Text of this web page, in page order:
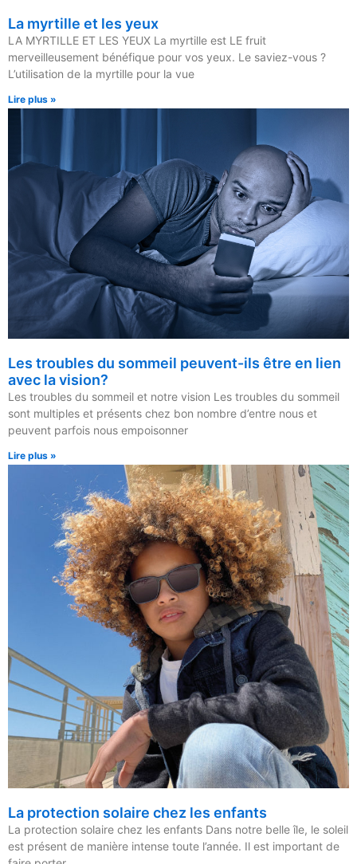
La myrtille et les yeux
LA MYRTILLE ET LES YEUX La myrtille est LE fruit
merveilleusement bénéfique pour vos yeux. Le saviez-vous ?
L’utilisation de la myrtille pour la vue
Lire plus »
Les troubles du sommeil peuvent-ils être en lien
avec la vision?
Les troubles du sommeil et notre vision Les troubles du sommeil
sont multiples et présents chez bon nombre d’entre nous et
peuvent parfois nous empoisonner
Lire plus »
La protection solaire chez les enfants
La protection solaire chez les enfants Dans notre belle île, le soleil
est présent de manière intense toute l’année. Il est important de